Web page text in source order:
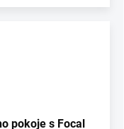
pokoje s Focal